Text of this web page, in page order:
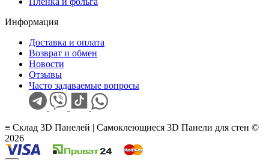
Информация
Доставка и оплата
Возврат и обмен
Новости
Отзывы
Часто задаваемые вопросы
≡ Склад 3D Панелей | Самоклеющиеся 3D Панели для стен ©
2026